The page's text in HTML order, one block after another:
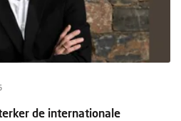
de internationale